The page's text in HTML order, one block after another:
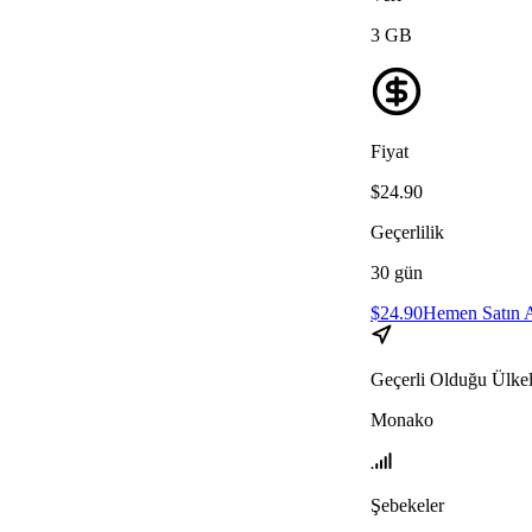
3 GB
Fiyat
$24.90
Geçerlilik
30 gün
$24.90Hemen Satın
Geçerli Olduğu
Monako
Şebekeler